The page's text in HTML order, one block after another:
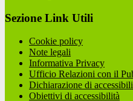
Sezione Link Utili
Cookie policy
Note legali
Informativa Privacy
Ufficio Relazioni con il
Dichiarazione di
Obiettivi di accessibilità